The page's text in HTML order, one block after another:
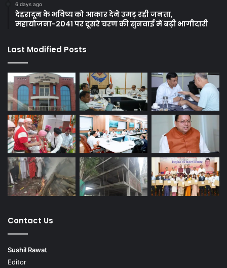
6 days ago
देहरादून के भविष्य को आकार देने उमड़ रही जनता,
महायोजना-2041 पर दूसरे चरण की सुनवाई में बढ़ी भागीदारी
Last Modified Posts
Contact Us
Sushil Rawat
Editor